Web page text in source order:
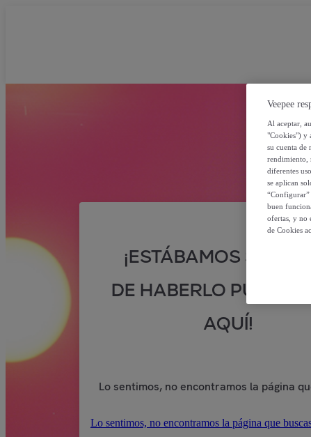
¡ESTÁBAMOS
DE HABERLO PUESTO
AQUÍ!
Lo sentimos, no encontramos la página
Lo sentimos, no encontramos la página que
Veepee
Al aceptar,
"Cookies") y
su cuenta de
rendimiento,
diferentes
se aplican
“Configurar”
buen
ofertas, y no
de Cookies